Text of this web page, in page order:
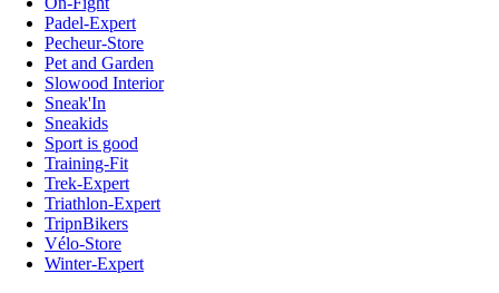
Padel-Expert
Pecheur-Store
Pet and Garden
Slowood Interior
Sneak'In
Sneakids
Sport is good
Training-Fit
Trek-Expert
Triathlon-Expert
TripnBikers
Vélo-Store
Winter-Expert